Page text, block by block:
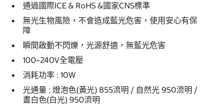
通過國際ICE & RoHS &國家CNS標準
無光生物風險，不會造成藍光危害，使用安心有保
障
瞬間啟動不閃爍，光源舒適，無藍光危害
100~240V全電壓
消耗功率 : 10W
光通量 : 燈泡色(黃光) 855流明 / 自然光 950流明 /
晝白色(白光) 950流明